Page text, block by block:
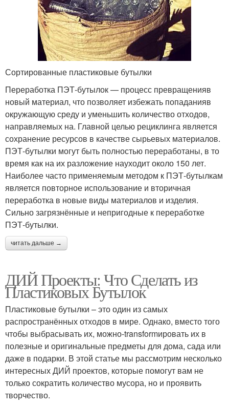
Сортированные пластиковые бутылки
Переработка ПЭТ-бутылок — процесс превращенияв
новый материал, что позволяет избежать попаданияв
окружающую среду и уменьшить количество отходов,
направляемых на. Главной целью рециклинга является
сохранение ресурсов в качестве сырьевых материалов.
ПЭТ-бутылки могут быть полностью переработаны, в то
время как на их разложение науходит около 150 лет.
Наиболее часто применяемым методом к ПЭТ-бутылкам
является повторное использование и вторичная
переработка в новые виды материалов и изделия.
Сильно загрязнённые и непригодные к переработке
ПЭТ-бутылки.
читать дальше →
ДИЙ Проекты: Что Сделать из
Пластиковых Бутылок
Пластиковые бутылки – это один из самых
распространённых отходов в мире. Однако, вместо того
чтобы выбрасывать их, можно-transformировать их в
полезные и оригинальные предметы для дома, сада или
даже в подарки. В этой статье мы рассмотрим несколько
интересных ДИЙ проектов, которые помогут вам не
только сократить количество мусора, но и проявить
творчество.